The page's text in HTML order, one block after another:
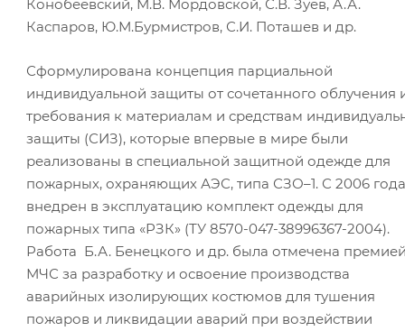
Конобеевский, М.В. Мордовской, С.В. Зуев, А.А.
Каспаров, Ю.М.Бурмистров, С.И. Поташев и др.
Сформулирована концепция парциальной
индивидуальной защиты от сочетанного облучения
требования к материалам и средствам
защиты (СИЗ), которые впервые в мире были
реализованы в специальной защитной одежде для
пожарных, охраняющих АЭС, типа СЗО–1. С 2006 года
внедрен в эксплуатацию комплект одежды для
пожарных типа «РЗК» (ТУ 8570-047-38996367-2004).
Работа Б.А. Бенецкого и др. была отмечена
МЧС за разработку и освоение производства
аварийных изолирующих костюмов для тушения
пожаров и ликвидации аварий при воздействии